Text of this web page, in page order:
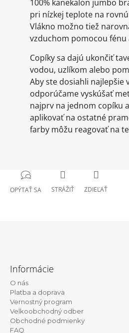
100% kanekalon jumbo
pri nízkej teplote na
Vlákno možno tiež
vzduchom pomocou fénu
Copíky sa dajú ukončiť
vodou, uzlíkom alebo
Aby ste dosiahli najlepšie
odporúčame vyskúšať
najprv na jednom copíku
aplikovať na ostatné
farby môžu reagovať na
OPÝTAŤ SA STRÁŽIŤ ZDIEĽAŤ
Informácie
O nás
Platba a doprava
Vernostný program
Velkoobchodný odber
Obchodné podmienky
FAQ